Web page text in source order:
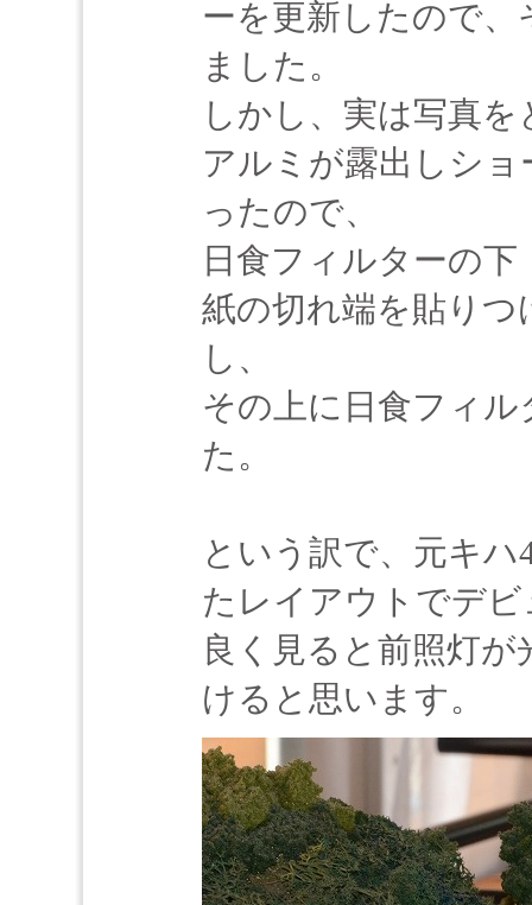
ーを更新したので
ました。
しかし、実は写真
アルミが露出しシ
ったので、
日食フィルターの
紙の切れ端を貼りつ
し、
その上に日食フィ
た。
という訳で、元キ
たレイアウトでデ
良く見ると前照灯
けると思います。